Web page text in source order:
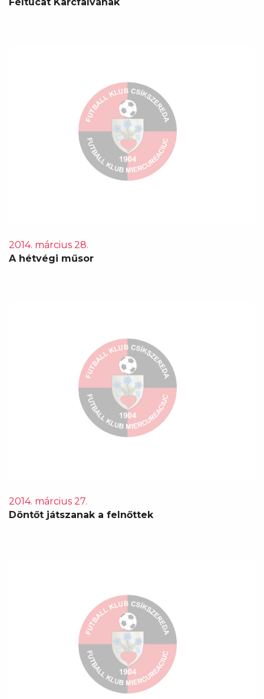
2014. március 28.
A hétvégi műsor
2014. március 27.
Döntőt játszanak a felnőttek